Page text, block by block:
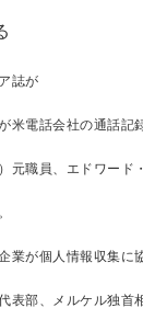
誌が
米電話会社の通話記
元職員、エドワード
業が個人情報収集に
表部、メルケル独首